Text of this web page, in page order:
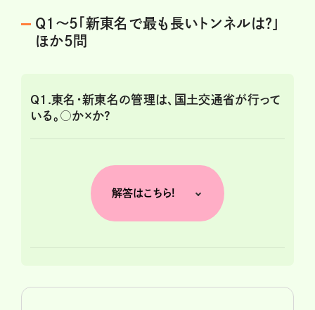
Q1～5「新東名で最も長いトンネルは?」
ほか5問
Q1.東名・新東名の管理は、国土交通省が行って
いる。○か×か?
解答はこちら!